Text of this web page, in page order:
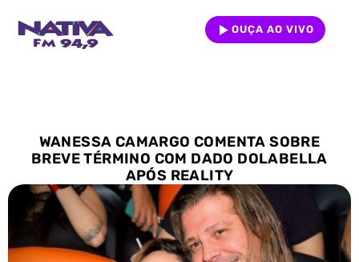
OUÇA AO VIVO
WANESSA CAMARGO COMENTA SOBRE
BREVE TÉRMINO COM DADO DOLABELLA
APÓS REALITY